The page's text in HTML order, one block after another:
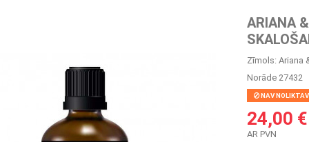
ARIANA
Zīmols: Ariana
Norāde 27432
NAV
24,00 €
AR PVN